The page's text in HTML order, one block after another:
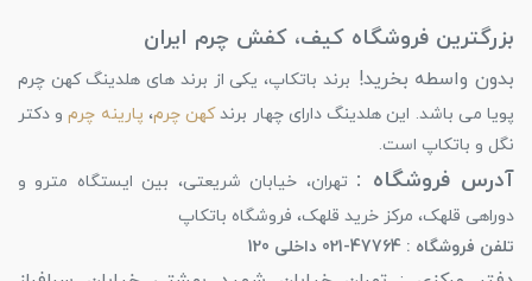
بزرگترین فروشگاه کیف، کفش چرم ایران
بدون واسطه بخرید! برند باتکاپ، یکی از برند های هلدینگ کهن چرم
پویا می باشد. این هلدینگ دارای چهار برندکهن چرم، پارینه چرمو دکتر
نگل و باتکاپ است.
آدرس فروشگاه : تهران، خیابان شریعتی، بین ایستگاه مترو و
دوراهی قلهک، مرکز خرید قلهک، فروشگاه باتکاپ
تلفن فروشگاه : 47764-021 داخلی 120